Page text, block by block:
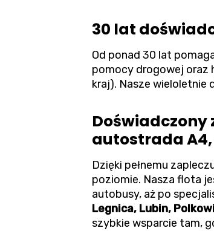
30 lat
Od ponad 30 lat
pomocy drogowej oraz
kraj). Nasze wieloletnie
Doświadczony
autostrada A4,
Dzięki pełnemu
poziomie. Nasza flota
autobusy, aż po
Legnica, Lubin,
szybkie wsparcie tam,